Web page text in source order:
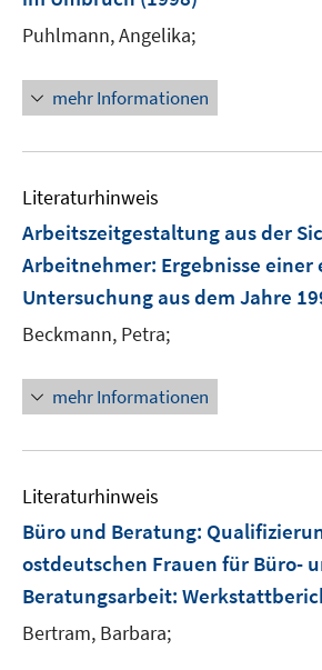
ö
f
n
e
n
ö
f
e
e
Puhlmann, Angelika;
mehr Informationen
Literaturhinweis
Arbeitszeitgestaltung aus der
Arbeitnehmer: Ergebnisse
Untersuchung aus dem Jahre
Beckmann, Petra;
mehr Informationen
Literaturhinweis
Büro und Beratung:
ostdeutschen Frauen für Büro-
Beratungsarbeit:
Bertram, Barbara;